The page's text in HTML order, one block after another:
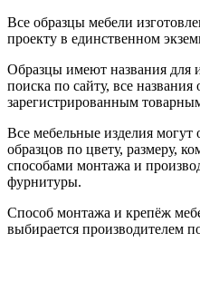
Все образцы мебели
проекту в единственном
Образцы имеют названия для
поиска по сайту, все названия
зарегистрированным
Все мебельные изделия могут
образцов по цвету, размеру,
способами монтажа и
фурнитуры.
Способ монтажа и крепёж
выбирается производителем